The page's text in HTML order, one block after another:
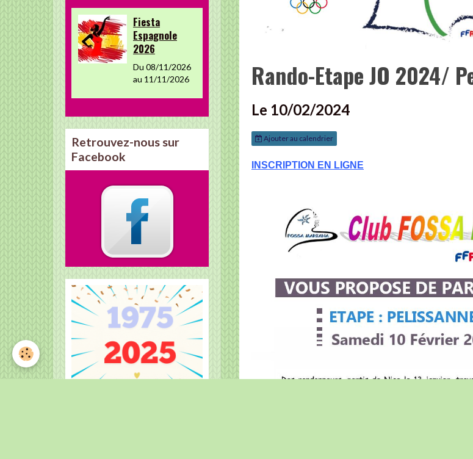
Rando-Etape JO 2024/
Le 10/02/2024
Ajouter au calendrier
INSCRIPTION EN LIGNE
Fiesta
Espagnole
2026
Du 08/11/2026
au 11/11/2026
Retrouvez-nous sur
Facebook